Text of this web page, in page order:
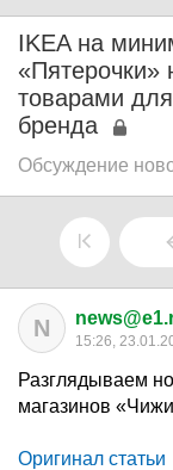
IKEA на
«Пятерочки»
товарами
бренда
Обсуждение
N 15:26,
Разглядываем
магазинов
Оригинал статьи